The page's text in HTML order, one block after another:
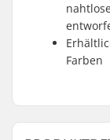
Farben